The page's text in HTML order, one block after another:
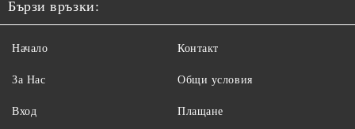
Бързи връзки:
Начало
За Нас
Вход
Контакт
Общи условия
Плащане